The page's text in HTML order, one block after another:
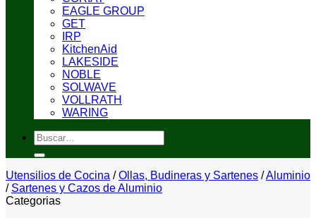
EAGLE GROUP
GET
IRP
KitchenAid
LAKESIDE
NOBLE
SOLWAVE
VOLLRATH
WARING
Buscar
por:
Utensilios de Cocina / Ollas, Budineras y Sartenes /Aluminio
/ Sartenes y Cazos de Aluminio
Categorias